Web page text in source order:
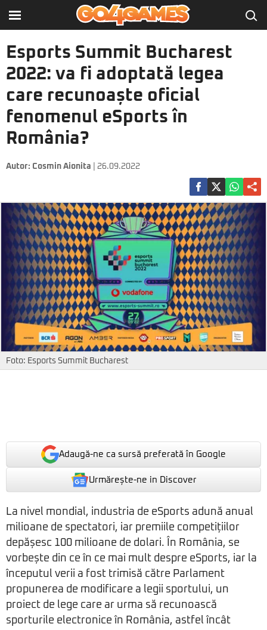
Esports Summit Bucharest
2022: va fi adoptată legea
care recunoaște oficial
fenomenul eSports în
România?
Autor: Cosmin Aionita | 26.09.2022
Foto: Esports Summit Bucharest
Adaugă-ne ca sursă preferată în Google
Urmărește-ne in Discover
La nivel mondial, industria de eSports adună anual
milioane de spectatori, iar premiile competițiilor
depășesc 100 milioane de dolari. În România, se
vorbește din ce în ce mai mult despre eSports, iar la
începutul verii a fost trimisă către Parlament
propunerea de modificare a legii sportului, un
proiect de lege care ar urma să recunoască
sporturile electronice în România, astfel încât